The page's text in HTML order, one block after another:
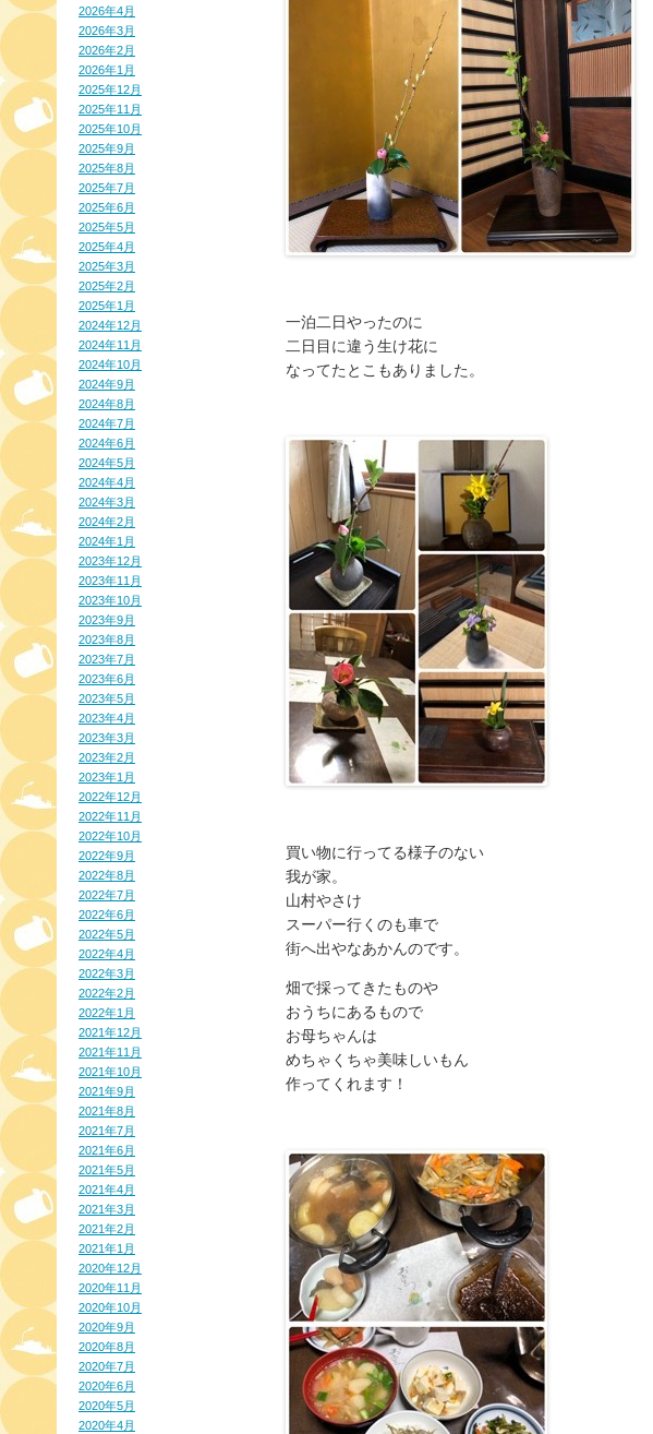
2026年4月
2026年3月
2026年2月
2026年1月
2025年12月
2025年11月
2025年10月
2025年9月
2025年8月
2025年7月
2025年6月
2025年5月
2025年4月
2025年3月
2025年2月
2025年1月
2024年12月
2024年11月
2024年10月
2024年9月
2024年8月
2024年7月
2024年6月
2024年5月
2024年4月
2024年3月
2024年2月
2024年1月
2023年12月
2023年11月
2023年10月
2023年9月
2023年8月
2023年7月
2023年6月
2023年5月
2023年4月
2023年3月
2023年2月
2023年1月
2022年12月
2022年11月
2022年10月
2022年9月
2022年8月
2022年7月
2022年6月
2022年5月
2022年4月
2022年3月
2022年2月
2022年1月
2021年12月
2021年11月
2021年10月
2021年9月
2021年8月
2021年7月
2021年6月
2021年5月
2021年4月
2021年3月
2021年2月
2021年1月
2020年12月
2020年11月
2020年10月
2020年9月
2020年8月
2020年7月
2020年6月
2020年5月
2020年4月
一泊二日やったのに
二日目に違う生け花に
なってたとこもありました。
買い物に行ってる様子のない
我が家。
山村やさけ
スーパー行くのも車で
街へ出やなあかんのです。
畑で採ってきたものや
おうちにあるもので
お母ちゃんは
めちゃくちゃ美味しいもん
作ってくれます！